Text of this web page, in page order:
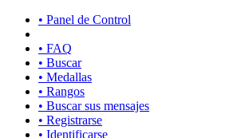
• Panel de Control
• FAQ
• Buscar
• Medallas
• Rangos
• Buscar sus mensajes
• Registrarse
• Identificarse